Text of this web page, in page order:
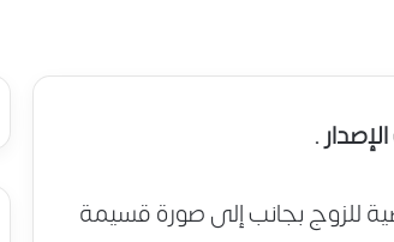
.
للزوج بجانب إلى صورة قسيمة